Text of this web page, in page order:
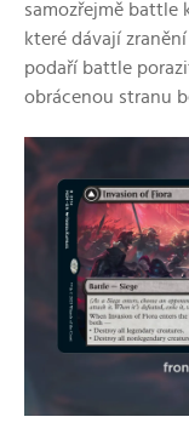
samozřejmě battle
které dávají
podaří battle
obrácenou stranu